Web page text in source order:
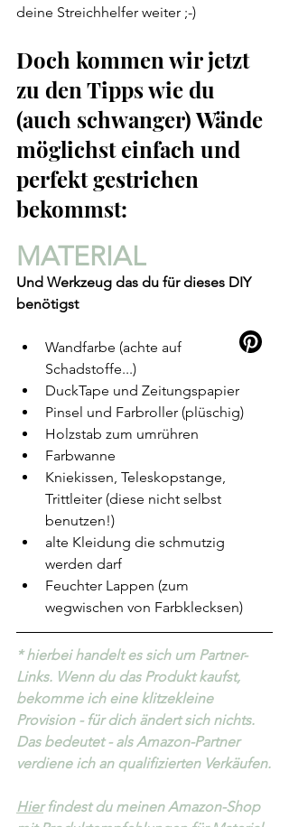
deine Streichhelfer weiter ;-)
Doch kommen wir jetzt
zu den Tipps wie du
(auch schwanger) Wände
möglichst einfach und
perfekt gestrichen
bekommst:
MATERIAL
Und Werkzeug das du für dieses DIY
benötigst
Wandfarbe (achte auf
Schadstoffe...)
DuckTape und Zeitungspapier
Pinsel und Farbroller (plüschig)
Holzstab zum umrühren
Farbwanne
Kniekissen, Teleskopstange,
Trittleiter (diese nicht selbst
benutzen!)
alte Kleidung die schmutzig
werden darf
Feuchter Lappen (zum
wegwischen von Farbklecksen)
* hierbei handelt es sich um Partner-
Links. Wenn du das Produkt kaufst,
bekomme ich eine klitzekleine
Provision - für dich ändert sich nichts.
Das bedeutet - als Amazon-Partner
verdiene ich an qualifizierten Verkäufen.
Hier findest du meinen Amazon-Shop